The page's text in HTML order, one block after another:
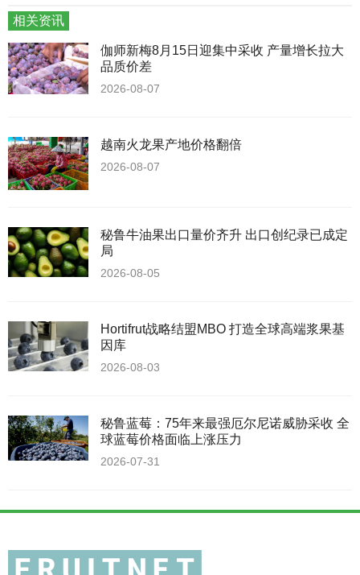
相关资讯
伽师新梅8月15日迎集中采收 产量增长拉大
品质价差
2026-08-07
越南火龙果产地价格翻倍
2026-08-07
秘鲁牛油果出口量价齐升 出口创纪录已成定
局
2026-08-05
Hortifrut战略结盟MBO 打造全球高端浆果基
因库
2026-08-03
秘鲁蓝莓：75年来最强厄尔尼诺威胁采收 全
球蓝莓价格面临上涨压力
2026-07-31